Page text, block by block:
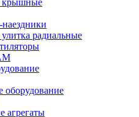
крышные
радиальные
оборудование
агрегаты